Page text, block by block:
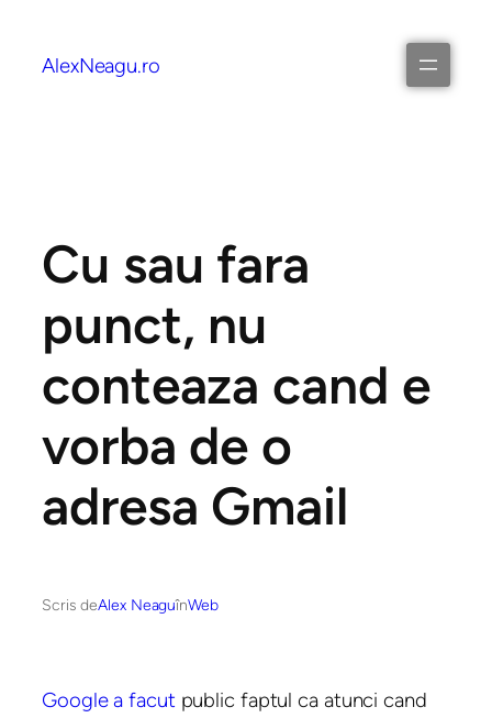
AlexNeagu.ro
Cu sau fara
punct, nu
conteaza cand e
vorba de o
adresa Gmail
Scris deAlex NeaguînWeb
Google a facut public faptul ca atunci cand